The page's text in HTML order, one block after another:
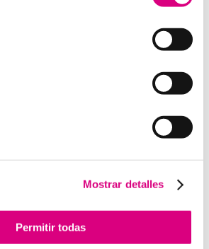
Mostrar detalles
Permitir todas
aerogeneradores: comunicación